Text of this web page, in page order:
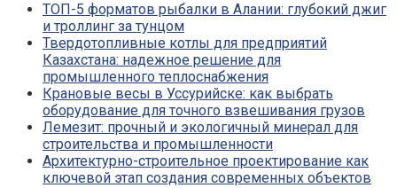
ТОП-5 форматов рыбалки в Алании: глубокий джиг
и троллинг за тунцом
Твердотопливные котлы для предприятий
Казахстана: надежное решение для
промышленного теплоснабжения
Крановые весы в Уссурийске: как выбрать
оборудование для точного взвешивания грузов
Лемезит: прочный и экологичный минерал для
строительства и промышленности
Архитектурно-строительное проектирование как
ключевой этап создания современных объектов